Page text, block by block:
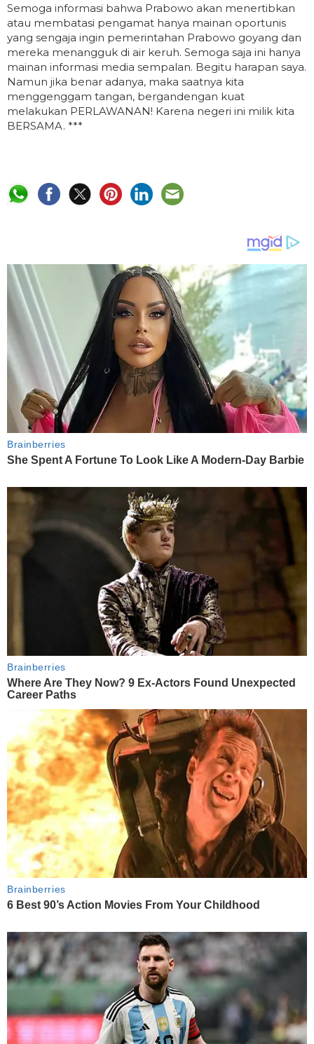
Semoga informasi bahwa Prabowo akan menertibkan
atau membatasi pengamat hanya mainan oportunis
yang sengaja ingin pemerintahan Prabowo goyang dan
mereka menangguk di air keruh. Semoga saja ini hanya
mainan informasi media sempalan. Begitu harapan saya.
Namun jika benar adanya, maka saatnya kita
menggenggam tangan, bergandengan kuat
melakukan PERLAWANAN! Karena negeri ini milik kita
BERSAMA. ***